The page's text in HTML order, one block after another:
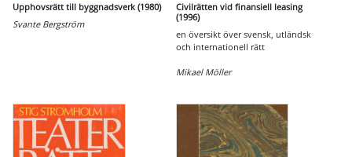
Upphovsrätt till byggnadsverk (1980)
Svante Bergström
Civilrätten vid finansiell leasing
(1996)
en översikt över svensk, utländsk
och internationell rätt
Mikael Möller